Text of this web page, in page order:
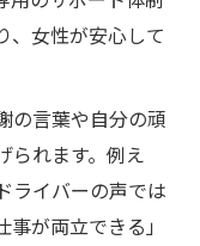
、女性が安心して
の言葉や自分の頑
られます。例え
ライバーの声では
が両立できる」